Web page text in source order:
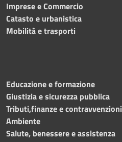
Imprese e Commercio
Catasto e urbanistica
Mobilità e trasporti
Educazione e formazione
Giustizia e sicurezza pubblica
Tributi,finanze e contravvenzioni
Ambiente
Salute, benessere e assistenza